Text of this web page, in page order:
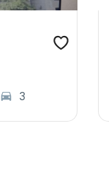
3